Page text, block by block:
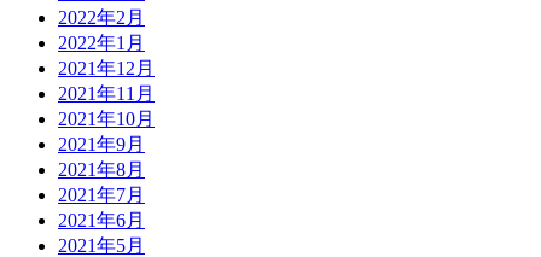
2022年2月
2022年1月
2021年12月
2021年11月
2021年10月
2021年9月
2021年8月
2021年7月
2021年6月
2021年5月